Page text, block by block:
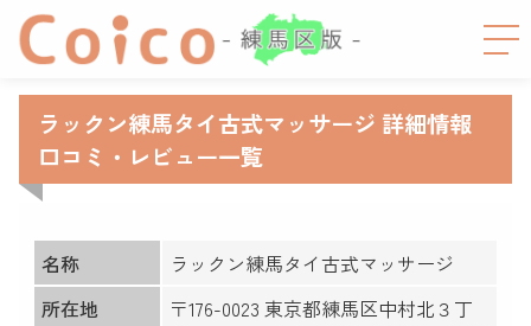
ラックン練馬タイ古式マッサージ 詳細情報
口コミ・レビュー一覧
名称
ラックン練馬タイ古式マッサージ
所在地
〒176-0023 東京都練馬区中村北３丁